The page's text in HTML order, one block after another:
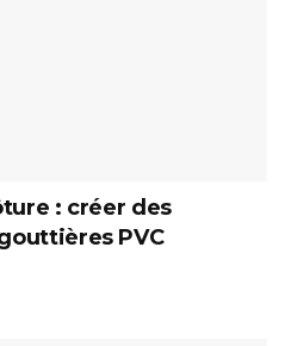
: créer des
PVC